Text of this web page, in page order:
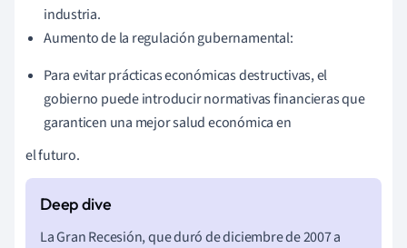
industria.
Aumento de la regulación gubernamental:
Para evitar prácticas económicas destructivas, el
gobierno puede introducir normativas financieras que
garanticen una mejor salud económica en
el futuro.
La Gran Recesión, que duró de diciembre de 2007 a